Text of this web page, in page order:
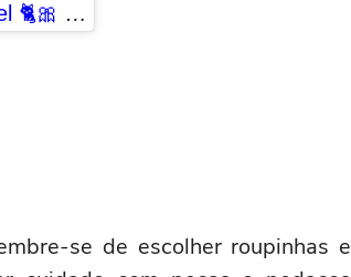
Uma publicação compartilhada por Marie | CatModel 🐈🎀 (@mariecatmodel_)
se de escolher roupinhas e